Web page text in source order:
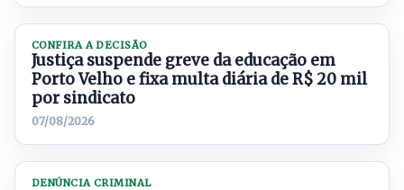
CONFIRA A DECISÃO
Justiça suspende greve da educação em
Porto Velho e fixa multa diária de R$ 20 mil
por sindicato
07/08/2026
DENÚNCIA CRIMINAL